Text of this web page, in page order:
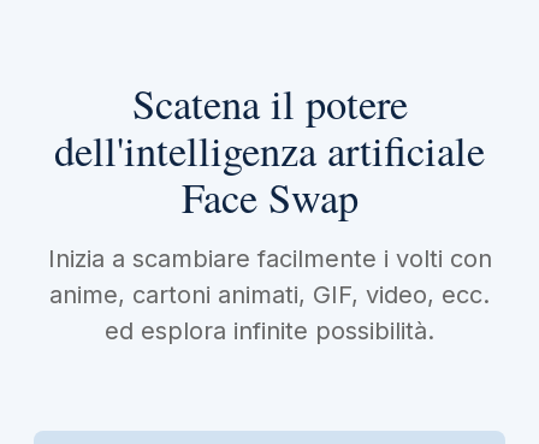
Scatena il potere
dell'intelligenza artificiale
Face Swap
Inizia a scambiare facilmente i volti con
anime, cartoni animati, GIF, video, ecc.
ed esplora infinite possibilità.